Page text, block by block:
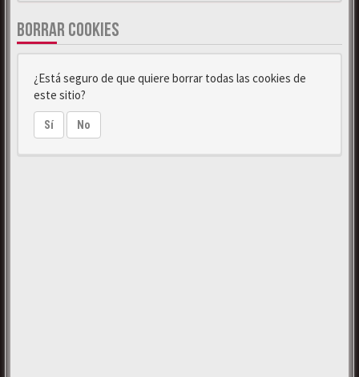
BORRAR COOKIES
¿Está seguro de que quiere borrar todas las cookies de
este sitio?
Sí No